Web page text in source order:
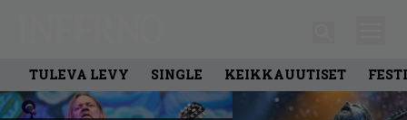
TULEVA LEVY SINGLE KEIKKAUUTISET